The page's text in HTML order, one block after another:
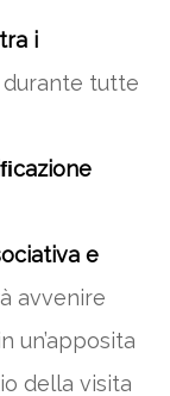
i
durante tutte
e
avvenire
un’apposita
della visita